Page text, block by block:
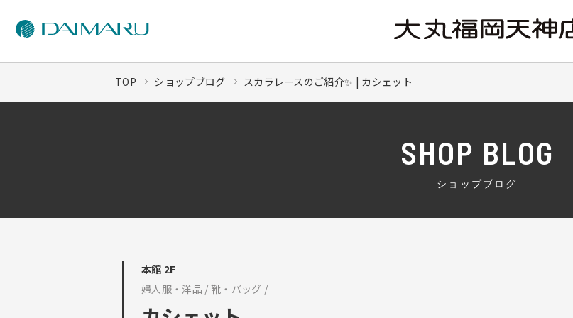
TOP ショップブログ スカラレースのご紹介✨ | カシェット
SHOP BLOG
ショップブログ
本館 2F
婦人服・洋品 / 靴・バッグ /